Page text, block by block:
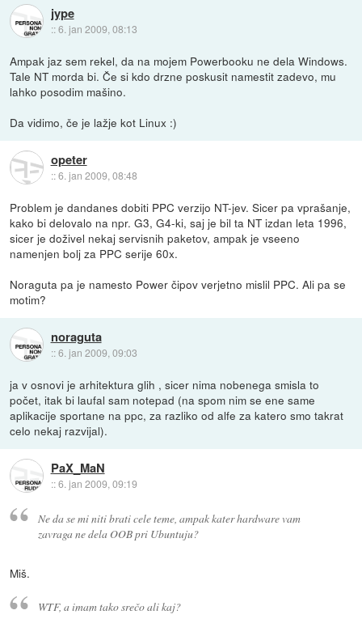
jype
::6. jan 2009, 08:13
Ampak jaz sem rekel, da na mojem Powerbooku ne dela Windows.
Tale NT morda bi. Če si kdo drzne poskusit namestit zadevo, mu
lahko posodim mašino.
Da vidimo, če je lažje kot Linux :)
opeter
::6. jan 2009, 08:48
Problem je dandanes dobiti PPC verzijo NT-jev. Sicer pa vprašanje,
kako bi delovalo na npr. G3, G4-ki, saj je bil ta NT izdan leta 1996,
sicer je doživel nekaj servisnih paketov, ampak je vseeno
namenjen bolj za PPC serije 60x.
Noraguta pa je namesto Power čipov verjetno mislil PPC. Ali pa se
motim?
noraguta
::6. jan 2009, 09:03
ja v osnovi je arhitektura glih , sicer nima nobenega smisla to
počet, itak bi laufal sam notepad (na spom nim se ene same
aplikacije sportane na ppc, za razliko od alfe za katero smo takrat
celo nekaj razvijal).
PaX_MaN
::6. jan 2009, 09:19
Ne da se mi niti brati cele teme, ampak kater hardware vam
zavraga ne dela OOB pri Ubuntuju?
Miš.
WTF, a imam tako srečo ali kaj?